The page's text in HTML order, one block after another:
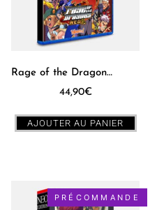
Rage of the Dragons Neo PS5 [US]
44,90€
AJOUTER AU PANIER
PRÉCOMMANDE